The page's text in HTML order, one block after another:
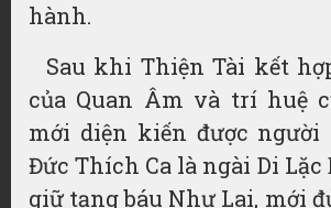
hành.
Sau khi Thiện Tài kết
của Quan Âm và trí huệ
mới diện kiến được người
Đức Thích Ca là ngài Di Lặc
giữ tạng báu Như Lai, mới